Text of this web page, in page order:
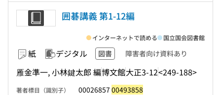
囲碁講義 第1-12編
紙 デジタル 図書 障害者向け資料あり
雁金準一, 小林鍵太郎 編博文館大正3-12<249-188>
インターネットで読める 国立国会図書館
著者標目（識別子） 00026857 00493858